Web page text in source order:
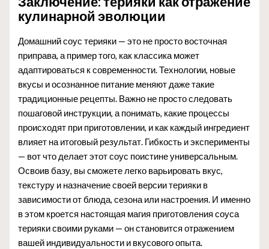
кулинарной эволюции
Домашний соус терияки — это не просто восточная
приправа, а пример того, как классика может
адаптироваться к современности. Технологии, новые
вкусы и осознанное питание меняют даже такие
традиционные рецепты. Важно не просто следовать
пошаговой инструкции, а понимать, какие процессы
происходят при приготовлении, и как каждый ингредиент
влияет на итоговый результат. Гибкость и эксперименты
— вот что делает этот соус поистине универсальным.
Освоив базу, вы сможете легко варьировать вкус,
текстуру и назначение своей версии терияки в
зависимости от блюда, сезона или настроения. И именно
в этом кроется настоящая магия приготовления соуса
терияки своими руками — он становится отражением
вашей индивидуальности и вкусового опыта.